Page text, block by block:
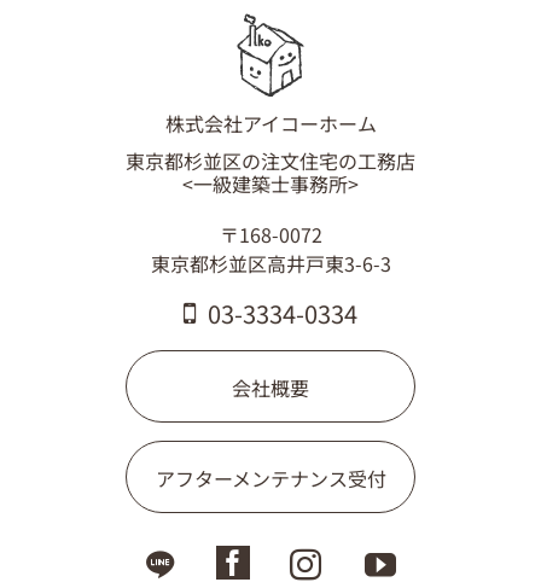
株式会社アイコーホーム
東京都杉並区の注文住宅の工務店
<一級建築士事務所>
〒168-0072
東京都杉並区高井戸東3-6-3
03-3334-0334
会社概要
アフターメンテナンス受付